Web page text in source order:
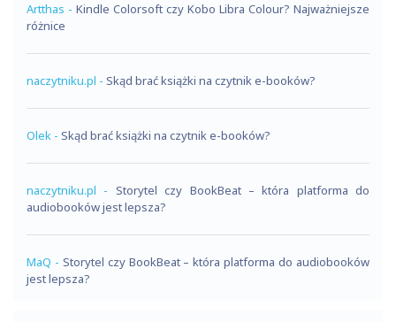
Artthas - Kindle Colorsoft czy Kobo Libra Colour? Najważniejsze
różnice
naczytniku.pl - Skąd brać książki na czytnik e-booków?
Olek - Skąd brać książki na czytnik e-booków?
naczytniku.pl - Storytel czy BookBeat – która platforma do
audiobooków jest lepsza?
MaQ - Storytel czy BookBeat – która platforma do audiobooków
jest lepsza?